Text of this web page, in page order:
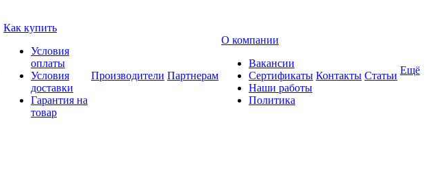
Как купить
Условия
оплаты
Условия
доставки
Гарантия на
товар
Производители Партнерам
О компании
Вакансии
Сертификаты
Наши работы
Политика
Контакты Статьи Ещё